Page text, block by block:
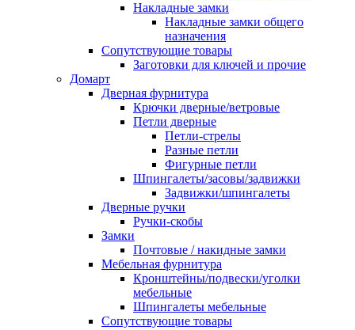
Накладные замки
Накладные замки общего
назначения
Сопутствующие товары
Заготовки для ключей и прочие
Домарт
Дверная фурнитура
Крючки дверные/ветровые
Петли дверные
Петли-стрелы
Разные петли
Фигурные петли
Шпингалеты/засовы/задвижки
Задвижки/шпингалеты
Дверные ручки
Ручки-скобы
Замки
Почтовые / накидные замки
Мебельная фурнитура
Кронштейны/подвески/уголки
мебельные
Шпингалеты мебельные
Сопутствующие товары